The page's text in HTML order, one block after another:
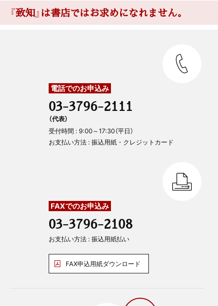
『致知』は書店ではお求めになれません。
電話でのお申込み
03-3796-2111
（代表）
受付時間 : 9:00～17:30（平日）
お支払い方法 : 振込用紙・クレジットカード
FAXでのお申込み
03-3796-2108
お支払い方法 : 振込用紙払い
FAX申込用紙ダウンロード